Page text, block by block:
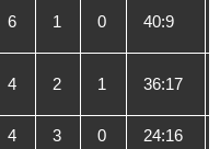
6 1 0 40:9
4 2 1 36:17
4 3 0 24:16